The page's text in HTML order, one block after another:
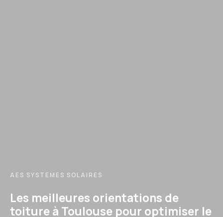
AES SYSTEMES SOLAIRES
Les meilleures orientations de
toiture à Toulouse pour optimiser le